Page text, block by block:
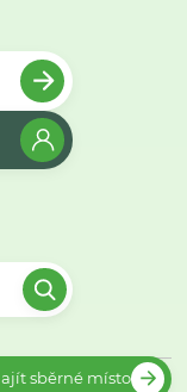
sběrné místo